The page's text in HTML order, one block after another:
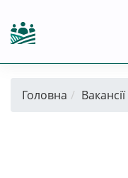
Головна Вакансії